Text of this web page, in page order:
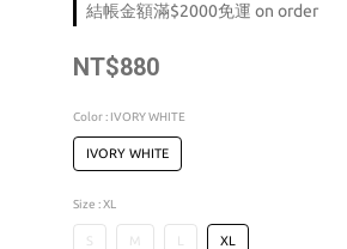
結帳金額滿$2000免運 on order
NT$880
Color: IVORY WHITE
IVORY WHITE
Size : XL
S M L XL